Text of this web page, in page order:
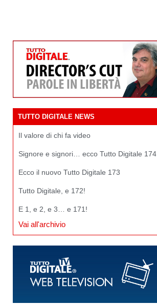
TUTTO DIGITALE NEWS
Il valore di chi fa video
Signore e signori… ecco Tutto Digitale 174
Ecco il nuovo Tutto Digitale 173
Tutto Digitale, e 172!
E 1, e 2, e 3… e 171!
Vai all'archivio